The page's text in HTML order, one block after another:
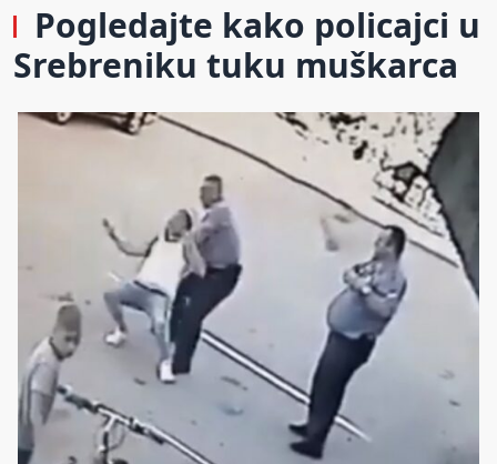
Pogledajte kako policajci u
Srebreniku tuku muškarca